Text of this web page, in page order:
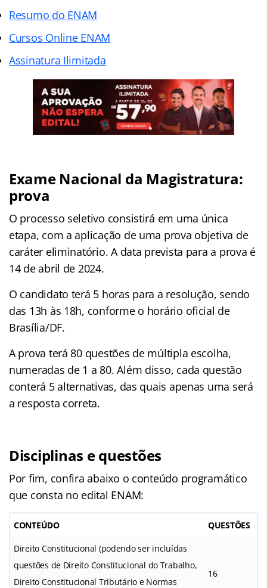
Resumo do ENAM
Cursos Online ENAM
Assinatura Ilimitada
Exame Nacional da Magistratura:
prova
O processo seletivo consistirá em uma única
etapa, com a aplicação de uma prova objetiva de
caráter eliminatório. A data prevista para a prova é
14 de abril de 2024.
O candidato terá 5 horas para a resolução, sendo
das 13h às 18h, conforme o horário oficial de
Brasília/DF.
A prova terá 80 questões de múltipla escolha,
numeradas de 1 a 80. Além disso, cada questão
conterá 5 alternativas, das quais apenas uma será
a resposta correta.
Disciplinas e questões
Por fim, confira abaixo o conteúdo programático
que consta no edital ENAM:
CONTEÚDO QUESTÕES
Direito Constitucional (podendo ser incluídas
questões de Direito Constitucional do Trabalho,
Direito Constitucional Tributário e Normas
16